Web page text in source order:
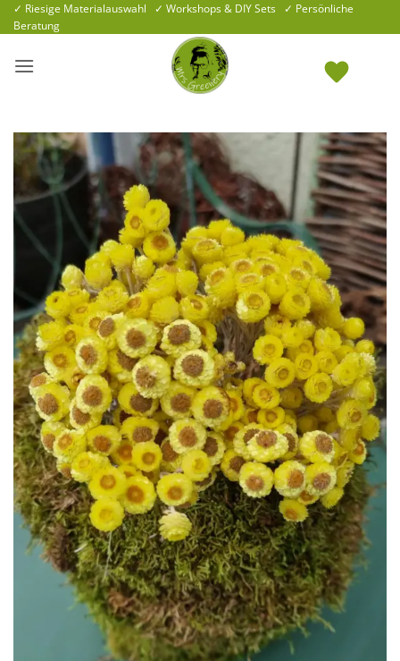
Zum
Inhalt
✓ Riesige Materialauswahl ✓ Workshops & DIY Sets ✓ Persönliche
Beratung